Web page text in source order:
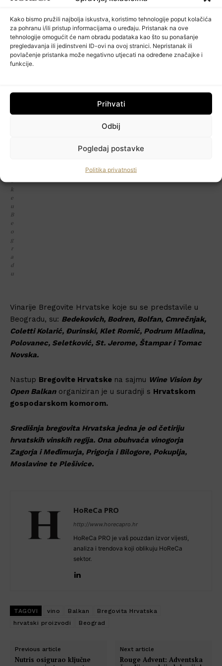
HoReCa PRO
Kako bismo pružili najbolja iskustva, koristimo tehnologije poput kolačića
za pohranu i/ili pristup informacijama o uređaju. Pristanak na ove
tehnologije omogućit će nam obradu podataka kao što su ponašanje
pregledavanja ili jedinstveni ID-ovi na ovoj stranici. Nepristanak ili
povlačenje pristanka može negativno utjecati na određene značajke i
funkcije.
Prihvati
Odbij
Pogledaj postavke
Politika privatnosti
V
e
č
e
r
a
v
s
k
e
u
B
e
o
g
r
a
d
u
Vinarije Bregovite Hrvatske koje su se predstavile u
Beogradu, su: Bedekovich, Bodren, Bolfan, Cmrečnjak,
Coletti Kolarić, Đurinski, Klet Romić, Podrum Mladina,
Polovanec, Seletković, St. Jerome, Štampar i Tomac
Novska.
Nastup Bregovite Hrvatske na sajmu Wine Vision by
Open Balkanorganiziran je u suradnji s Hrvatskom
gospodarskom komorom.
Središnja bregovita Hrvatska jedna je od četiriju
hrvatskih vinskih regija. Ona obuhvaća vinogorja
Zagorja i Međimurja, Prigorja i Bilogore, Pokuplja,
Moslavine te Plešivice.
HoReCa PRO
http://www.horecapro.hr
HoReCa PRO je vaš pouzdan izvor vijesti,
analiza i trendova koji oblikuju HoReCa
sektor.
TAGOVI vino Balkan
Bregovita Hrvatska
hrvatski proizvodi
Beograd
Previous article
Nutris osigurao ključne
Next article
Rouge Advent: Adventska